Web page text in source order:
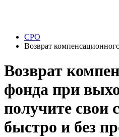
СРО
Возврат
Возврат
фонда при
получите свои
быстро и без